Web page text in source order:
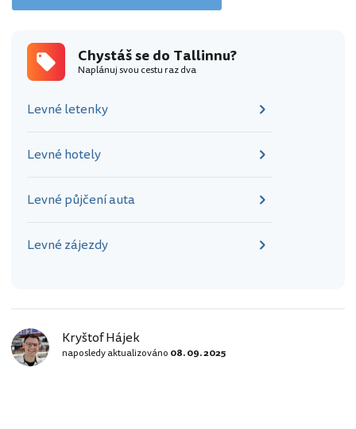
Chystáš se do Tallinnu?
Naplánuj svou cestu raz dva
Levné letenky
Levné hotely
Levné půjčení auta
Levné zájezdy
Kryštof Hájek
naposledy aktualizováno 08. 09. 2025